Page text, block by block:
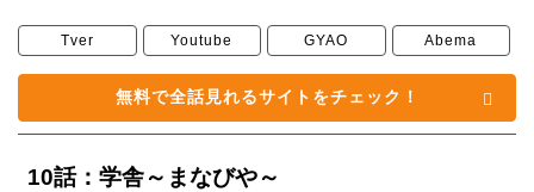
Tver Youtube GYAO Abema
無料で全話見れるサイトをチェック！
10話：学舎～まなびや～